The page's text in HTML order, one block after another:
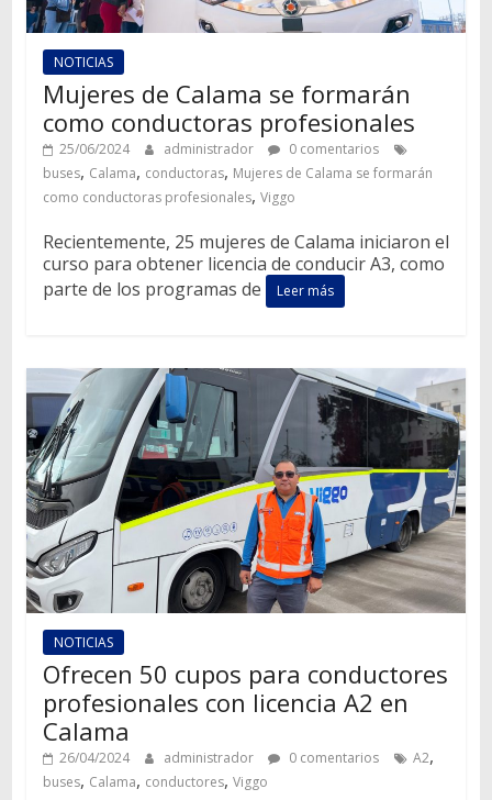
NOTICIAS
Mujeres de Calama se formarán
como conductoras profesionales
25/06/2024 administrador
0 comentarios
buses, Calama, conductoras, Mujeres de Calama se formarán
como conductoras profesionales, Viggo
Recientemente, 25 mujeres de Calama iniciaron el
curso para obtener licencia de conducir A3, como
parte de los programas de
Leer más
NOTICIAS
Ofrecen 50 cupos para conductores
profesionales con licencia A2 en
Calama
26/04/2024 administrador 0 comentarios A2,
buses, Calama, conductores, Viggo